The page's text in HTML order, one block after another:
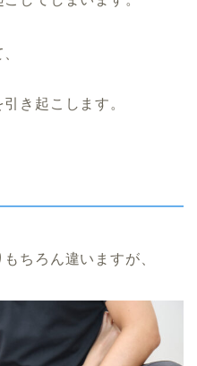
き起こします。
ちろん違いますが、